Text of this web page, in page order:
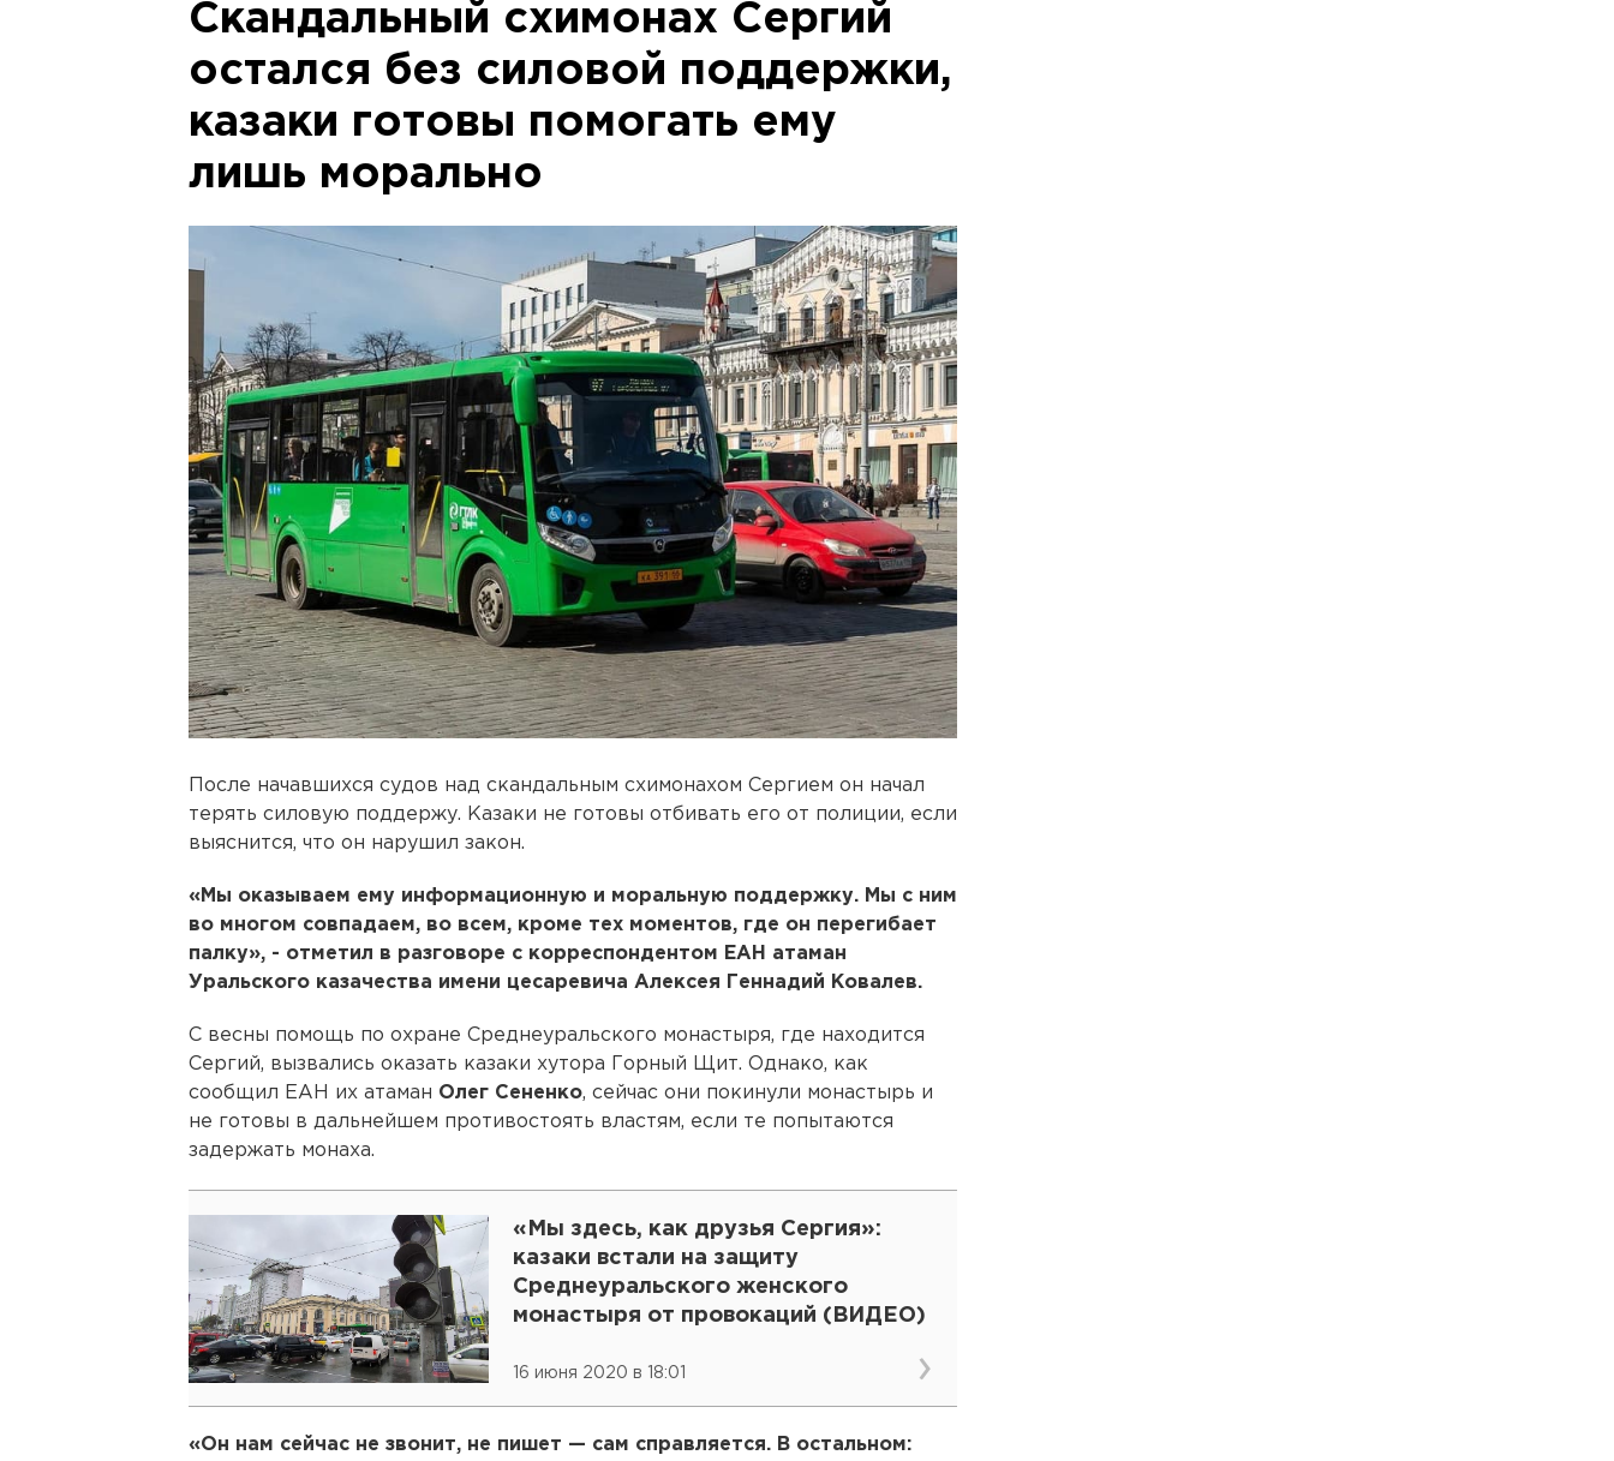
Скандальный схимонах Сергий
остался без силовой поддержки,
казаки готовы помогать ему
лишь морально
После начавшихся судов над скандальным схимонахом Сергием он начал
терять силовую поддержу. Казаки не готовы отбивать его от полиции, если
выяснится, что он нарушил закон.
«Мы оказываем ему информационную и моральную поддержку. Мы с ним
во многом совпадаем, во всем, кроме тех моментов, где он перегибает
палку», - отметил в разговоре с корреспондентом ЕАН атаман
Уральского казачества имени цесаревича Алексея Геннадий Ковалев.
С весны помощь по охране Среднеуральского монастыря, где находится
Сергий, вызвались оказать казаки хутора Горный Щит. Однако, как
сообщил ЕАН их атаман Олег Сененко, сейчас они покинули монастырь и
не готовы в дальнейшем противостоять властям, если те попытаются
задержать монаха.
«Мы здесь, как друзья Сергия»:
казаки встали на защиту
Среднеуральского женского
монастыря от провокаций (ВИДЕО)
16 июня 2020 в 18:01
«Он нам сейчас не звонит, не пишет — сам справляется. В остальном: